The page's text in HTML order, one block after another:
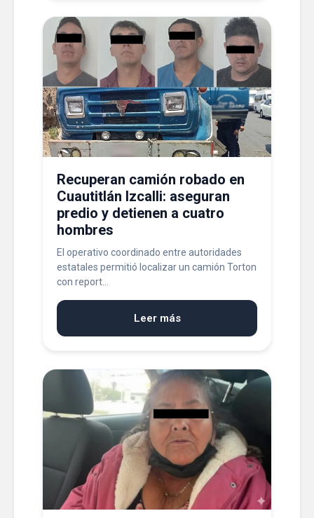
Recuperan camión robado en
Cuautitlán Izcalli: aseguran
predio y detienen a cuatro
hombres
El operativo coordinado entre autoridades
estatales permitió localizar un camión Torton
con report...
Leer más